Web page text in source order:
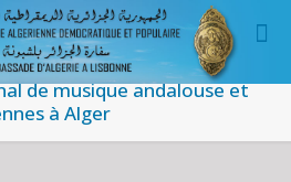
de musique andalouse et
à Alger